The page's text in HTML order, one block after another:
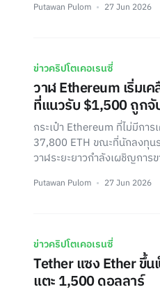
Putawan Pulom 27 Jun 2026
ข่าวคริปโตเคอเรนซี่
วาฬ Ethereum เริ่มเ
ที่แนวรับ $1,500 ถูกจั
กระเป๋า Ethereum ที่ไม่มีกา
37,800 ETH ขณะที่นักลงทุน
วาฬระยะยาวกำลังเผชิญกา
Putawan Pulom 27 Jun 2026
ข่าวคริปโตเคอเรนซี่
Tether แซง Ether ขึ้
แตะ 1,500 ดอลลาร์